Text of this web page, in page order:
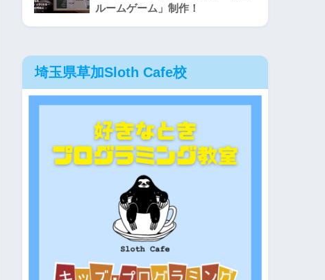
ルームゲーム」制作！
埼玉県草加Sloth Cafe校